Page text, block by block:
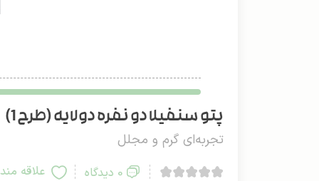
پتو سنفیلا دو نفره دولایه (طرح 1)
تجربه‌ای گرم و مجلل
0 دیدگاه علاقه